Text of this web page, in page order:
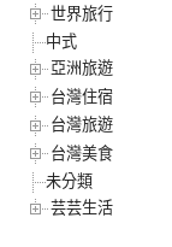
世界旅行
中式
亞洲旅遊
台灣住宿
台灣旅遊
台灣美食
未分類
芸芸生活